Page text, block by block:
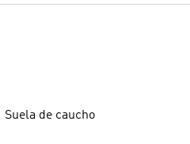
Suela de caucho